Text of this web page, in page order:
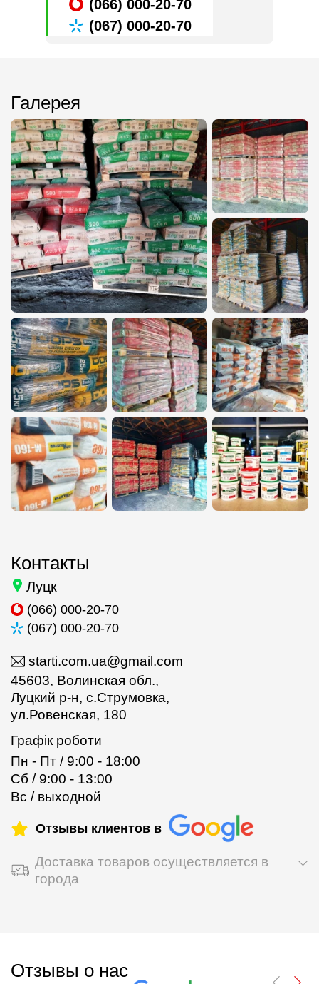
(066) 000-20-70
(067) 000-20-70
Галерея
Контакты
Луцк
(066) 000-20-70
(067) 000-20-70
starti.com.ua@gmail.com
45603, Волинская обл.,
Луцкий р-н, с.Струмовка,
ул.Ровенская, 180
Графік роботи
Пн - Пт / 9:00 - 18:00
Сб / 9:00 - 13:00
Вс / выходной
Отзывы клиентов в
Доставка товаров осуществляется в
города
Отзывы о нас